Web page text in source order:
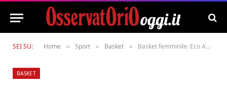
SEI SU: Home » Sport » Basket » Basket femminile: Eco Ambiente Sud Fasano si arrende alla Nasce Un Sorriso Salerno ’92
BASKET